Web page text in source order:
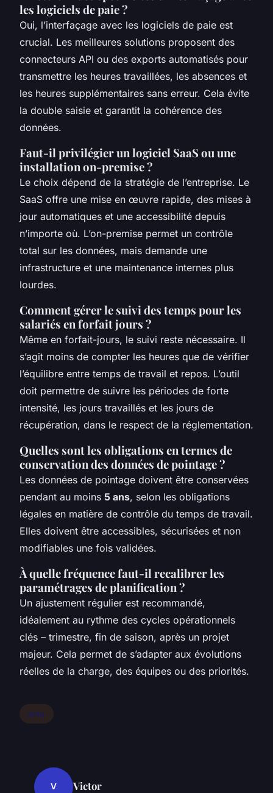
les logiciels de paie ?
Oui, l’interfaçage avec les logiciels de paie est
crucial. Les meilleures solutions proposent des
connecteurs API ou des exports automatisés pour
transmettre les heures travaillées, les absences et
les heures supplémentaires sans erreur. Cela évite
la double saisie et garantit la cohérence des
données.
Faut-il privilégier un logiciel SaaS ou une
installation on-premise ?
Le choix dépend de la stratégie de l’entreprise. Le
SaaS offre une mise en œuvre rapide, des mises à
jour automatiques et une accessibilité depuis
n’importe où. L’on-premise permet un contrôle
total sur les données, mais demande une
infrastructure et une maintenance internes plus
lourdes.
Comment gérer le suivi des temps pour les
salariés en forfait jours ?
Même en forfait-jours, le suivi reste nécessaire. Il
s’agit moins de compter les heures que de vérifier
l’équilibre entre temps de travail et repos. L’outil
doit permettre de suivre les périodes de forte
intensité, les jours travaillés et les jours de
récupération, dans le respect de la réglementation.
Quelles sont les obligations en termes de
conservation des données de pointage ?
Les données de pointage doivent être conservées
pendant au moins 5 ans, selon les obligations
légales en matière de contrôle du temps de travail.
Elles doivent être accessibles, sécurisées et non
modifiables une fois validées.
À quelle fréquence faut-il recalibrer les
paramétrages de planification ?
Un ajustement régulier est recommandé,
idéalement au rythme des cycles opérationnels
clés – trimestre, fin de saison, après un projet
majeur. Cela permet de s’adapter aux évolutions
réelles de la charge, des équipes ou des priorités.
actu
V Victor